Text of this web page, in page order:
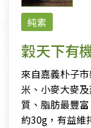
純素
穀天下有
來自嘉義朴子
米、小麥大麥
質、脂肪最豐
約30g，有益維